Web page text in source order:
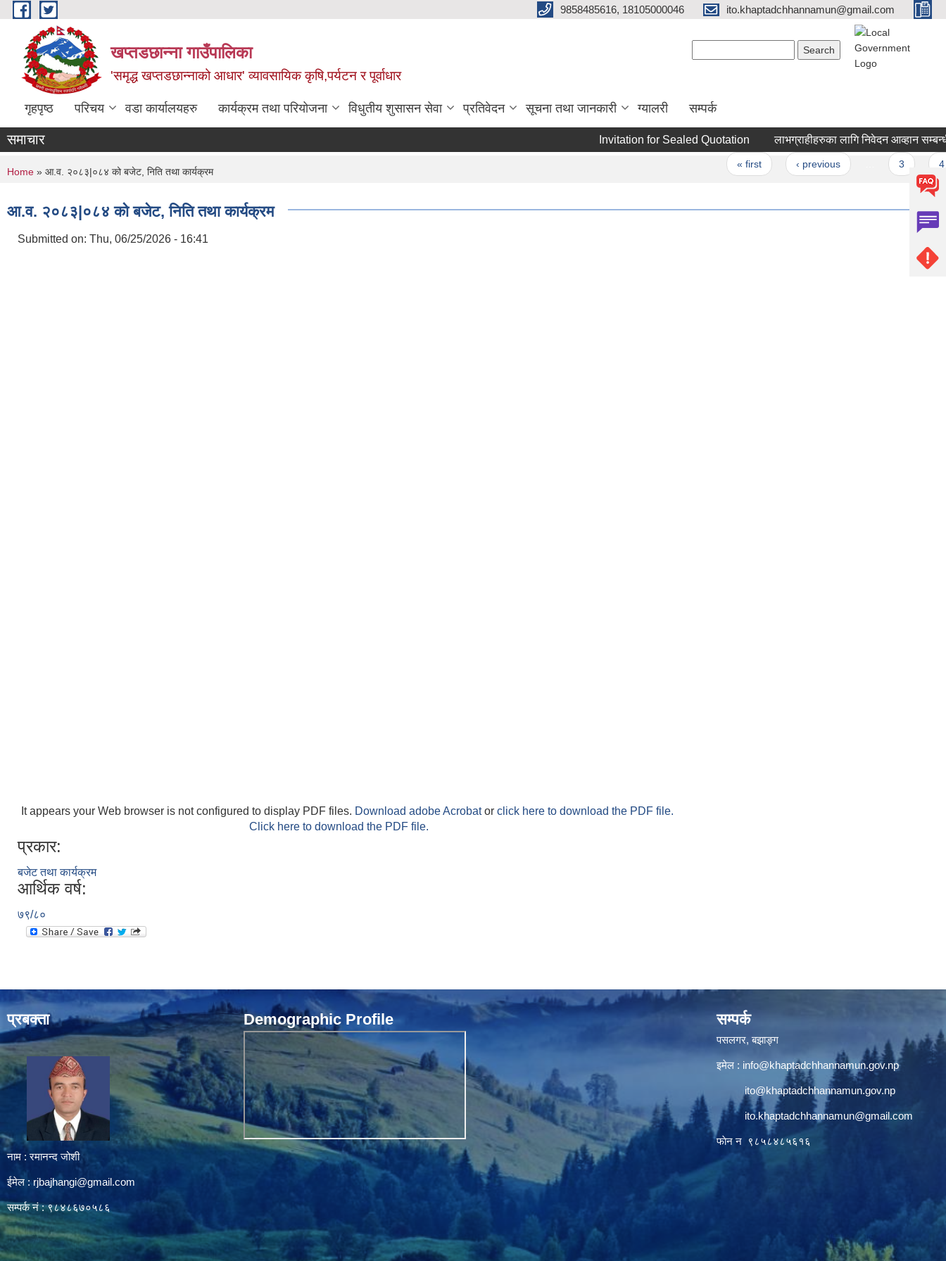
Skip to main content 9858485616, 18105000046 ito.khaptadchhannamun@gmail.com
खप्तडछान्ना गाउँपालिका
'समृद्ध खप्तडछान्नाको आधार' व्यावसायिक कृषि,पर्यटन र पूर्वाधार
गृहपृष्ठ परिचय वडा कार्यालयहरु कार्यक्रम तथा परियोजना विधुतीय शुसासन सेवा प्रतिवेदन सूचना तथा जानकारी ग्यालरी सम्पर्क
समाचार Invitation for Sealed Quotation लाभग्राहीहरुका लागि निवेदन आव्हान सम्बन्धी
« first ‹ previous
You are here
Home » आ.व. २०८३|०८४ को बजेट, निति तथा कार्यक्रम
आ.व. २०८३|०८४ को बजेट, निति तथा कार्यक्रम
Submitted on: Thu, 06/25/2026 - 16:41
It appears your Web browser is not configured to display PDF files. Download adobe Acrobator click here to download the PDF file.
Click here to download the PDF file.
प्रकार:
बजेट तथा कार्यक्रम
आर्थिक वर्ष:
७९/८०
प्रबक्ता
नाम : रमानन्द जोशी
ईमेल :rjbajhangi@gmail.com
सम्पर्क नं : ९८४८६७०५८६
Demographic Profile सम्पर्क
पसलगर, बझाङ्ग
इमेल : info@khaptadchhannamun.gov.np
ito@khaptadchhannamun.gov.np
ito.khaptadchhannamun@gmail.com
फाेन न‌‍‍ ९८५८४८५६१६